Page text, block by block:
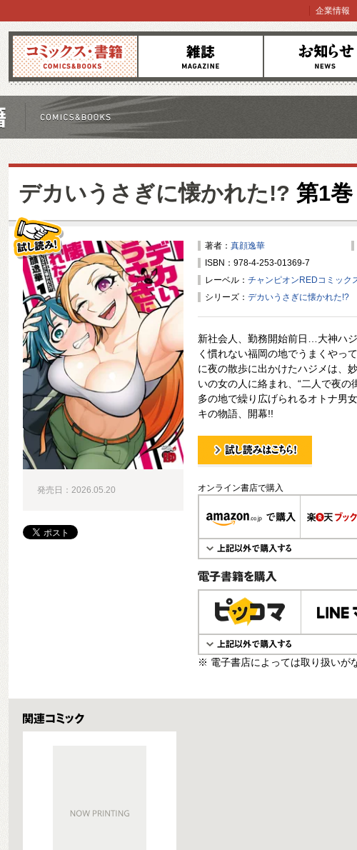
コミックス 雑誌 お知らせ
企業情報
デカいうさぎに懐かれた!? 第1巻
著者： 真顔逸華
ISBN：978-4-253-01369-7
レーベル： チャンピオンREDコミック
シリーズ： デカいうさぎに懐かれた!?
新社会人、勤務開始前日…大神ハ
く慣れない福岡の地でうまくやっ
に夜の散歩に出かけたハジメは、
いの女の人に絡まれ、“二人で夜
多の地で繰り広げられるオトナ男
キの物語、開幕!!
試し読み！
オンライン書店で購入
電子書籍で購入
※ 電子書店によっては取り扱いが
発売日：2026.05.20
関連コミックス